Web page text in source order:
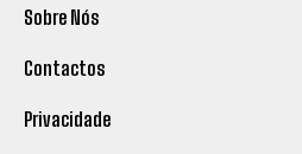
Sobre Nós
Contactos
Privacidade